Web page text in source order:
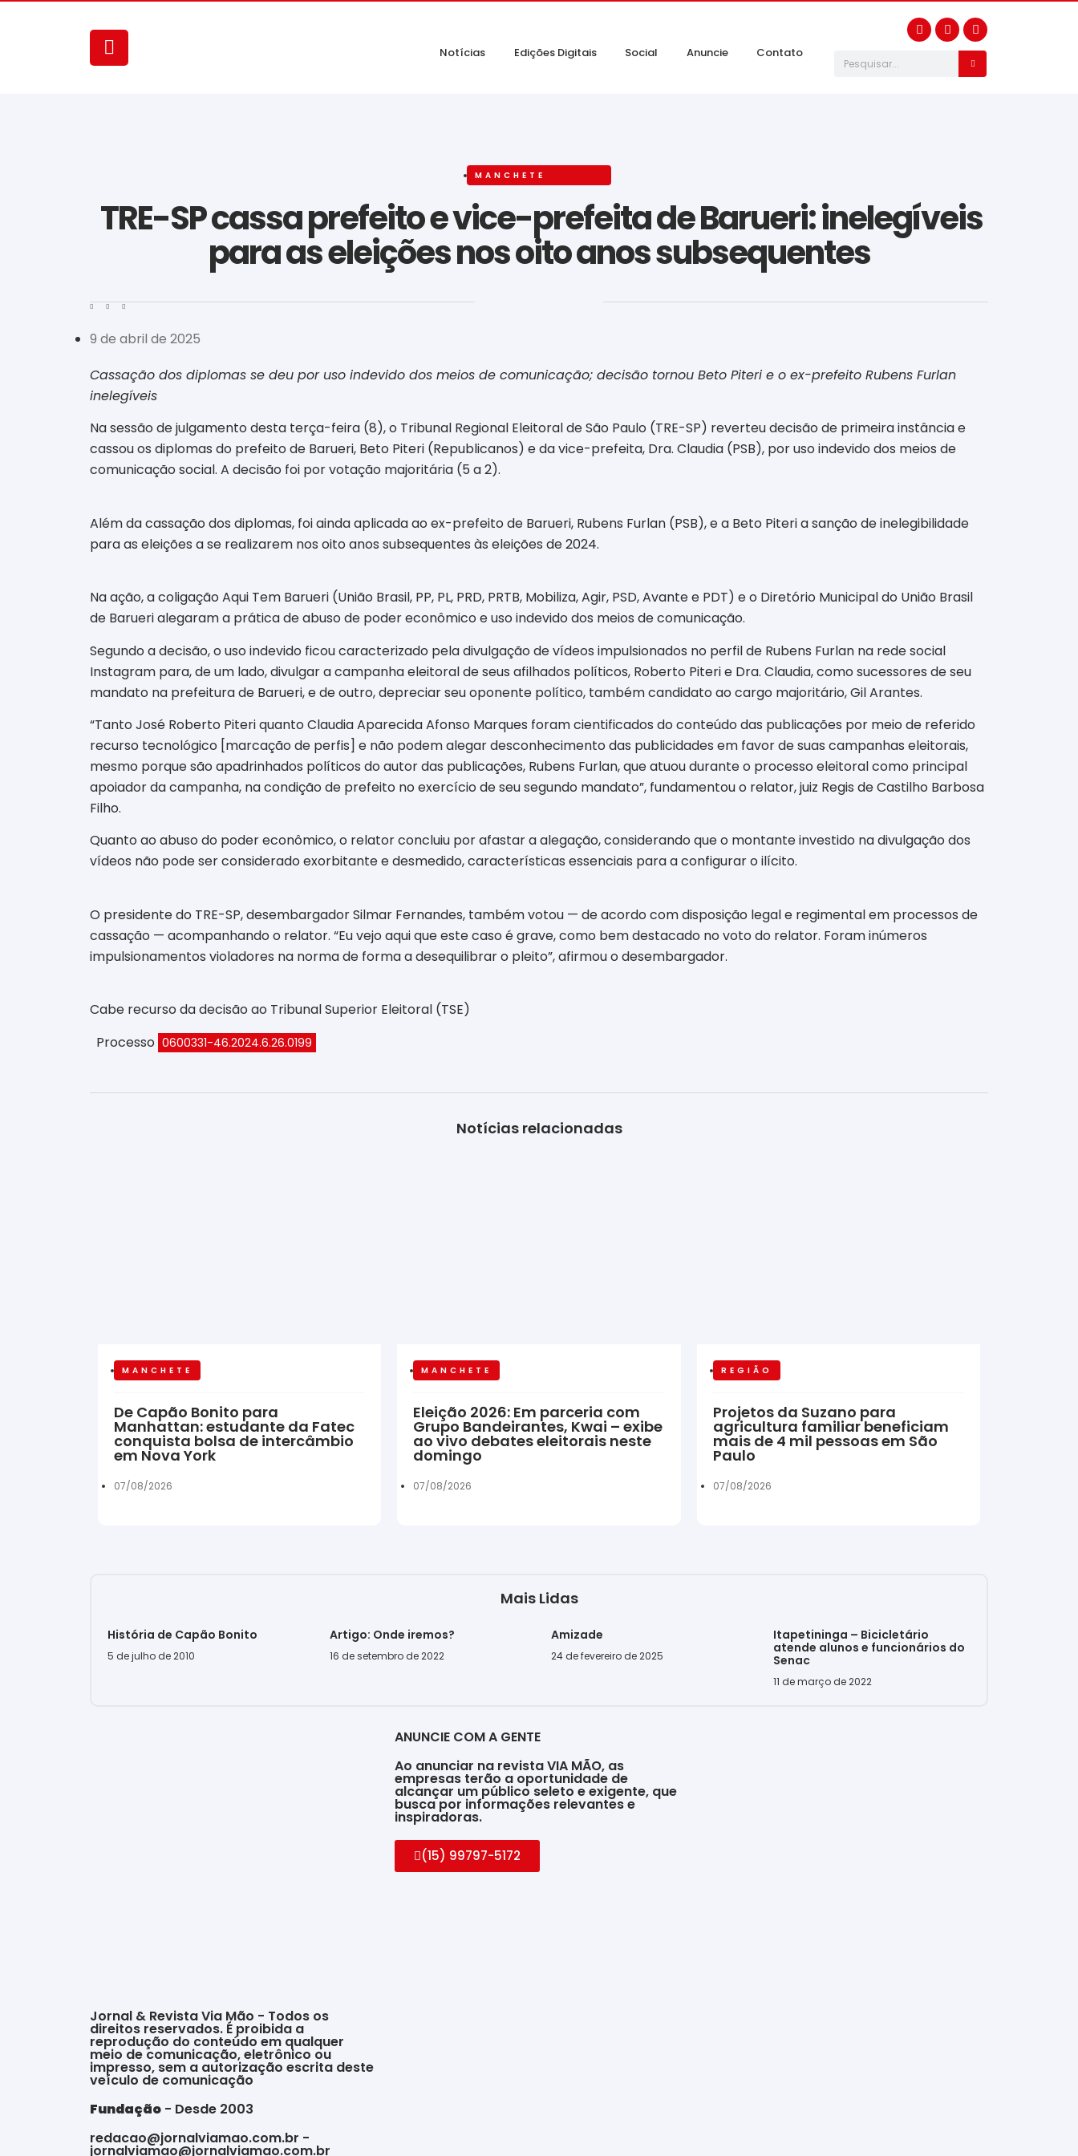
Notícias Edições Digitais Social Anuncie Contato
MANCHETE
TRE-SP cassa prefeito e vice-prefeita de Barueri: inelegíveis
para as eleições nos oito anos subsequentes
9 de abril de 2025
Cassação dos diplomas se deu por uso indevido dos meios de comunicação; decisão tornou Beto Piteri e o ex-prefeito Rubens Furlan
inelegíveis
Na sessão de julgamento desta terça-feira (8), o Tribunal Regional Eleitoral de São Paulo (TRE-SP) reverteu decisão de primeira instância e
cassou os diplomas do prefeito de Barueri, Beto Piteri (Republicanos) e da vice-prefeita, Dra. Claudia (PSB), por uso indevido dos meios de
comunicação social. A decisão foi por votação majoritária (5 a 2).
Além da cassação dos diplomas, foi ainda aplicada ao ex-prefeito de Barueri, Rubens Furlan (PSB), e a Beto Piteri a sanção de inelegibilidade
para as eleições a se realizarem nos oito anos subsequentes às eleições de 2024.
Na ação, a coligação Aqui Tem Barueri (União Brasil, PP, PL, PRD, PRTB, Mobiliza, Agir, PSD, Avante e PDT) e o Diretório Municipal do União Brasil
de Barueri alegaram a prática de abuso de poder econômico e uso indevido dos meios de comunicação.
Segundo a decisão, o uso indevido ficou caracterizado pela divulgação de vídeos impulsionados no perfil de Rubens Furlan na rede social
Instagram para, de um lado, divulgar a campanha eleitoral de seus afilhados políticos, Roberto Piteri e Dra. Claudia, como sucessores de seu
mandato na prefeitura de Barueri, e de outro, depreciar seu oponente político, também candidato ao cargo majoritário, Gil Arantes.
“Tanto José Roberto Piteri quanto Claudia Aparecida Afonso Marques foram cientificados do conteúdo das publicações por meio de referido
recurso tecnológico [marcação de perfis] e não podem alegar desconhecimento das publicidades em favor de suas campanhas eleitorais,
mesmo porque são apadrinhados políticos do autor das publicações, Rubens Furlan, que atuou durante o processo eleitoral como principal
apoiador da campanha, na condição de prefeito no exercício de seu segundo mandato”, fundamentou o relator, juiz Regis de Castilho Barbosa
Filho.
Quanto ao abuso do poder econômico, o relator concluiu por afastar a alegação, considerando que o montante investido na divulgação dos
vídeos não pode ser considerado exorbitante e desmedido, características essenciais para a configurar o ilícito.
O presidente do TRE-SP, desembargador Silmar Fernandes, também votou — de acordo com disposição legal e regimental em processos de
cassação — acompanhando o relator. “Eu vejo aqui que este caso é grave, como bem destacado no voto do relator. Foram inúmeros
impulsionamentos violadores na norma de forma a desequilibrar o pleito”, afirmou o desembargador.
Cabe recurso da decisão ao Tribunal Superior Eleitoral (TSE)
Processo 0600331-46.2024.6.26.0199
Notícias relacionadas
MANCHETE
De Capão Bonito para
Manhattan: estudante da Fatec
conquista bolsa de intercâmbio
em Nova York
07/08/2026
MANCHETE
Eleição 2026: Em parceria com
Grupo Bandeirantes, Kwai – exibe
ao vivo debates eleitorais neste
domingo
07/08/2026
REGIÃO
Projetos da Suzano para
agricultura familiar beneficiam
mais de 4 mil pessoas em São
Paulo
07/08/2026
Mais Lidas
História de Capão Bonito
5 de julho de 2010
Artigo: Onde iremos?
16 de setembro de 2022
Amizade
24 de fevereiro de 2025
Itapetininga – Bicicletário
atende alunos e funcionários do
Senac
11 de março de 2022
Jornal & Revista Via Mão - Todos os
direitos reservados. É proibida a
reprodução do conteúdo em qualquer
meio de comunicação, eletrônico ou
impresso, sem a autorização escrita deste
veículo de comunicação
Fundação - Desde 2003
redacao@jornalviamao.com.br -
jornalviamao@jornalviamao.com.br
ANUNCIE COM A GENTE
Ao anunciar na revista VIA MÃO, as
empresas terão a oportunidade de
alcançar um público seleto e exigente, que
busca por informações relevantes e
inspiradoras.
(15) 99797-5172